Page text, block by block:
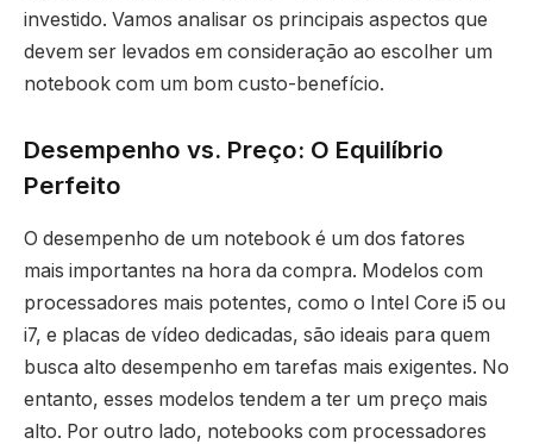
investido. Vamos analisar os principais aspectos que
devem ser levados em consideração ao escolher um
notebook com um bom custo-benefício.
Desempenho vs. Preço: O Equilíbrio
Perfeito
O desempenho de um notebook é um dos fatores
mais importantes na hora da compra. Modelos com
processadores mais potentes, como o Intel Core i5 ou
i7, e placas de vídeo dedicadas, são ideais para quem
busca alto desempenho em tarefas mais exigentes. No
entanto, esses modelos tendem a ter um preço mais
alto. Por outro lado, notebooks com processadores